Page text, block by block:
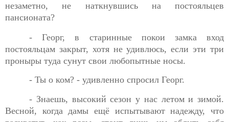
незаметно, не наткнувшись на постояльцев
пансионата?
- Георг, в старинные покои замка вход
постояльцам закрыт, хотя не удивлюсь, если эти три
проныры туда сунут свои любопытные носы.
- Ты о ком? - удивленно спросил Георг.
- Знаешь, высокий сезон у нас летом и зимой.
Весной, когда дамы ещё испытывают надежду, что